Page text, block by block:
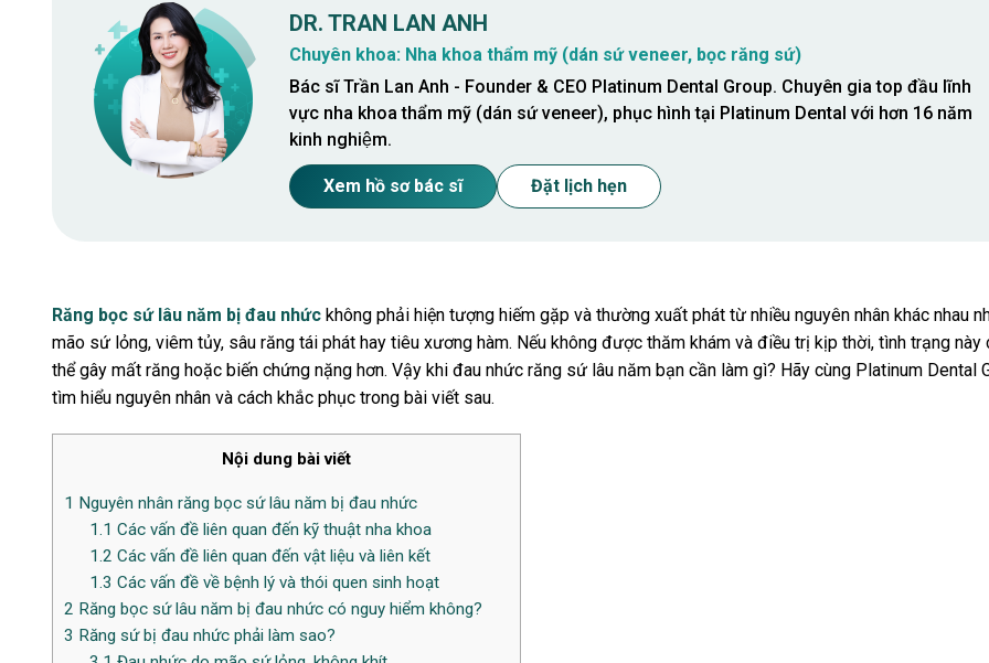
DR. TRAN LAN ANH
Chuyên khoa: Nha khoa thẩm mỹ (dán sứ veneer, bọc răng sứ)
Bác sĩ Trần Lan Anh - Founder & CEO Platinum Dental Group. Chuyên gia top đầu lĩnh
vực nha khoa thẩm mỹ (dán sứ veneer), phục hình tại Platinum Dental với hơn 16 năm
kinh nghiệm.
Xem hồ sơ bác sĩ Đặt lịch hẹn
Răng bọc sứ lâu năm bị đau nhức không phải hiện tượng hiếm gặp và thường xuất phát từ nhiều nguyên nhân khác nhau
mão sứ lỏng, viêm tủy, sâu răng tái phát hay tiêu xương hàm. Nếu không được thăm khám và điều trị kịp thời, tình trạng này
thể gây mất răng hoặc biến chứng nặng hơn. Vậy khi đau nhức răng sứ lâu năm bạn cần làm gì? Hãy cùng Platinum Dental
tìm hiểu nguyên nhân và cách khắc phục trong bài viết sau.
Nội dung bài viết
1 Nguyên nhân răng bọc sứ lâu năm bị đau nhức
1.1 Các vấn đề liên quan đến kỹ thuật nha khoa
1.2 Các vấn đề liên quan đến vật liệu và liên kết
1.3 Các vấn đề về bệnh lý và thói quen sinh hoạt
2 Răng bọc sứ lâu năm bị đau nhức có nguy hiểm không?
3 Răng sứ bị đau nhức phải làm sao?